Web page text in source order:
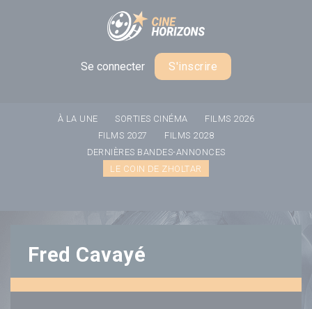
Se connecter S'inscrire
À LA UNE SORTIES CINÉMA
FILMS 2026
FILMS 2027
FILMS 2028
DERNIÈRES BANDES-ANNONCES
LE COIN DE ZHOLTAR
Fred Cavayé
Panneau de gestion des cookies